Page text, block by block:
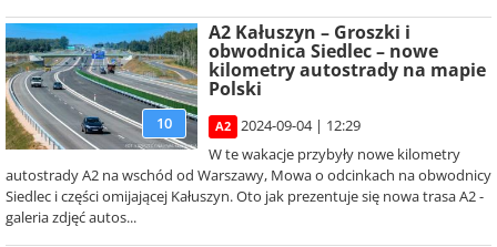
10
A2 Kałuszyn – Groszki i
obwodnica Siedlec – nowe
kilometry autostrady na mapie
Polski
A2
2024-09-04 | 12:29
W te wakacje przybyły nowe kilometry
autostrady A2 na wschód od Warszawy, Mowa o odcinkach na obwodnicy
Siedlec i części omijającej Kałuszyn. Oto jak prezentuje się nowa trasa A2 -
galeria zdjęć autos...